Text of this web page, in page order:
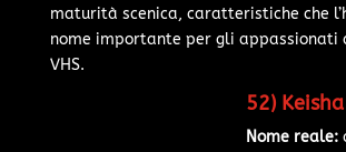
maturità scenica, caratteristiche che
nome importante per gli appassionati
VHS.
52) Keisha
Nome reale: